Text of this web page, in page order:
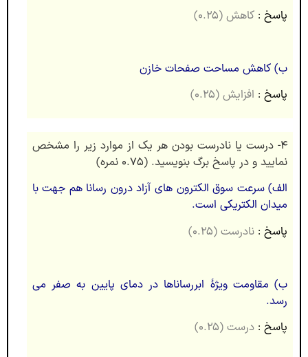
پاسخ : کاهش (۰.۲۵)
ب) کاهش مساحت صفحات خازن
پاسخ : افزایش (۰.۲۵)
۴- درست یا نادرست بودن هر یک از موارد زیر را مشخص
نمایید و در پاسخ ‏برگ بنویسید. (۰.۷۵ نمره)
الف) سرعت سوق الکترون‏ های آزاد درون رسانا هم‏ جهت با
میدان الکتریکی است.
پاسخ : نادرست (۰.۲۵)
ب) مقاومت ویژۀ ابررساناها در دمای پایین به صفر می
‏رسد.
پاسخ : درست (۰.۲۵)